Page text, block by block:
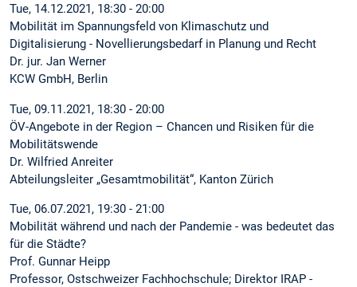
Tue, 14.12.2021, 18:30 - 20:00
Mobilität im Spannungsfeld von Klimaschutz und
Digitalisierung - Novellierungsbedarf in Planung und Recht
Dr. jur. Jan Werner
KCW GmbH, Berlin
Tue, 09.11.2021, 18:30 - 20:00
ÖV-Angebote in der Region – Chancen und Risiken für die
Mobilitätswende
Dr. Wilfried Anreiter
Abteilungsleiter „Gesamtmobilität“, Kanton Zürich
Tue, 06.07.2021, 19:30 - 21:00
Mobilität während und nach der Pandemie - was bedeutet das
für die Städte?
Prof. Gunnar Heipp
Professor, Ostschweizer Fachhochschule; Direktor IRAP -